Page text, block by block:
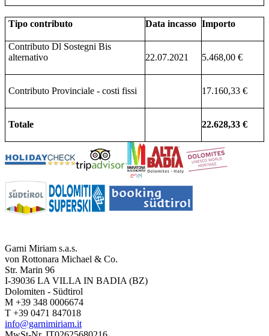
Tipo contributo Data incasso Importo
Contributo Dl Sostegni Bis
alternativo
22.07.2021 5.468,00 €
Contributo Provinciale - costi fissi 17.160,33 €
Totale 22.628,33 €
Garni Miriam s.a.s.
von Rottonara Michael & Co.
Str. Marin 96
I-39036 LA VILLA IN BADIA (BZ)
Dolomiten - Südtirol
M +39 348 0006674
T +39 0471 847018
info@garnimiriam.it